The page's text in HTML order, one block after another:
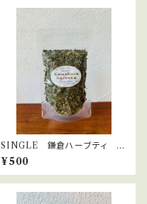
SINGLE 鎌倉ハーブティ ペ
パーミント 15ｇ
¥500